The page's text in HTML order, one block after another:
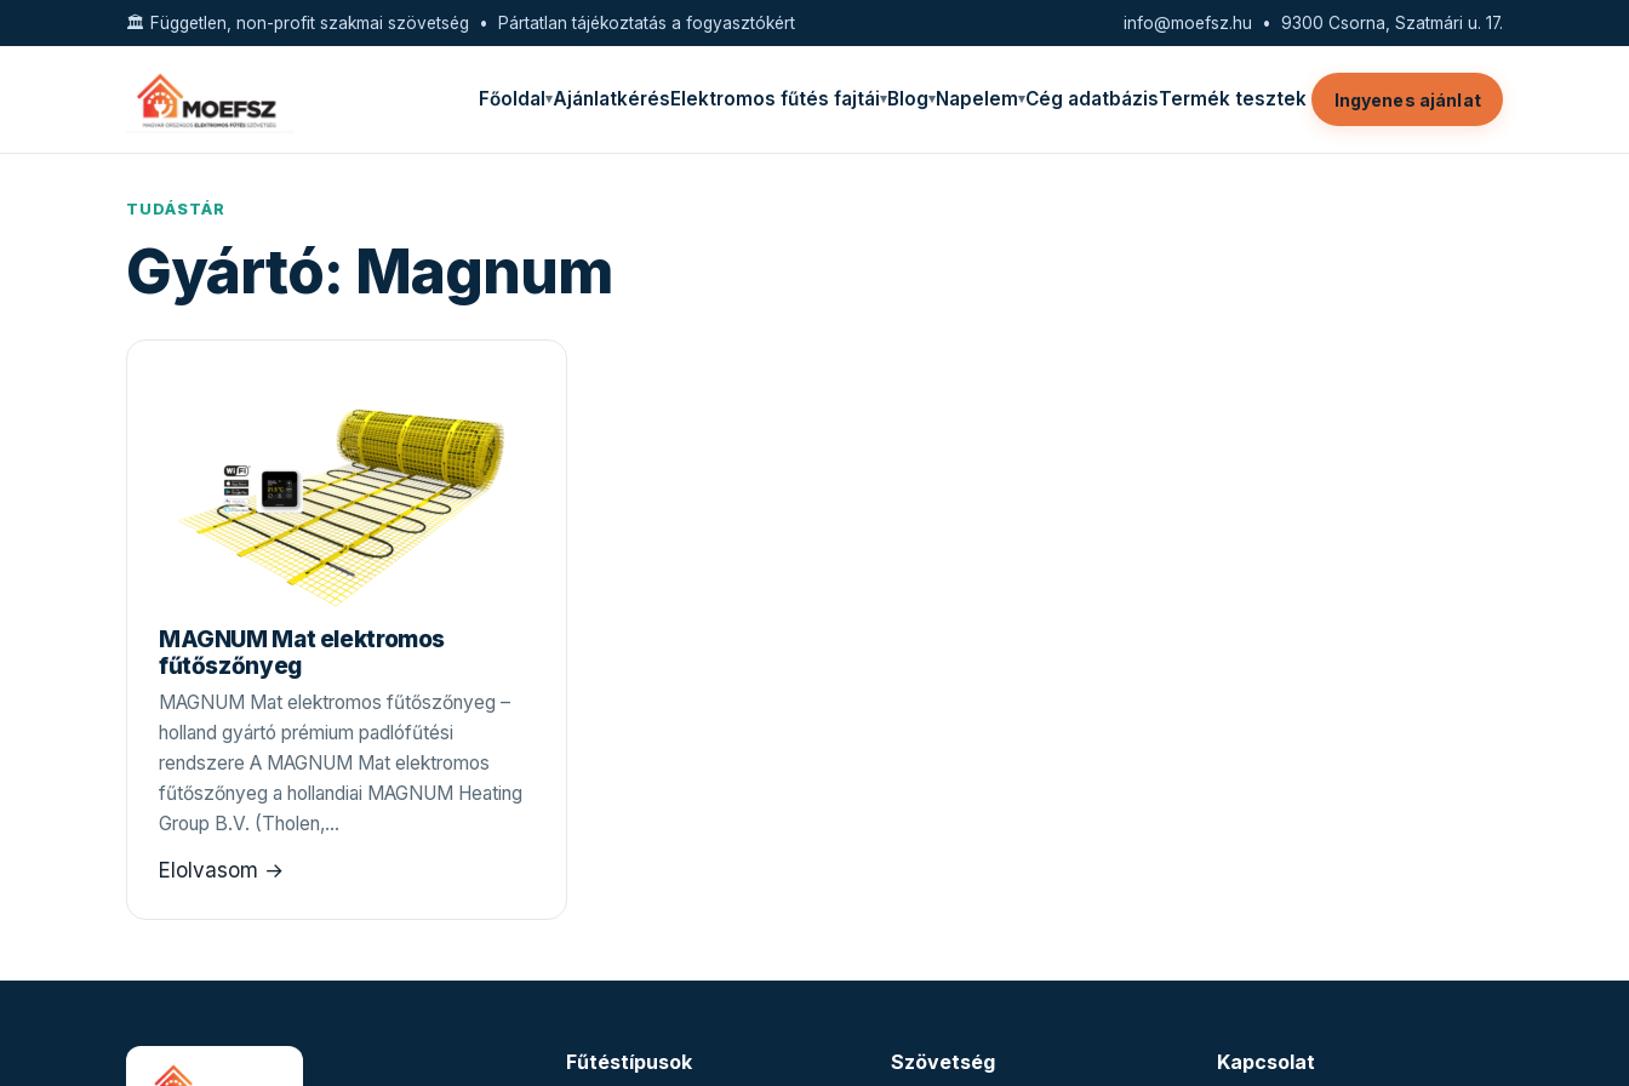
🏛️ Független, non-profit szakmai szövetség • Pártatlan tájékoztatás a fogyasztókért info@moefsz.hu • 9300 Csorna, Szatmári u. 17.
Főoldal AjánlatkérésElektromos fűtés fajtái Blog Napelem Cég adatbázisTermék tesztek Ingyenes ajánlat
TUDÁSTÁR
Gyártó: Magnum
MAGNUM Mat elektromos
fűtőszőnyeg
MAGNUM Mat elektromos fűtőszőnyeg –
holland gyártó prémium padlófűtési
rendszere A MAGNUM Mat elektromos
fűtőszőnyeg a hollandiai MAGNUM Heating
Group B.V. (Tholen,…
Elolvasom →
Fűtéstípusok Szövetség Kapcsolat